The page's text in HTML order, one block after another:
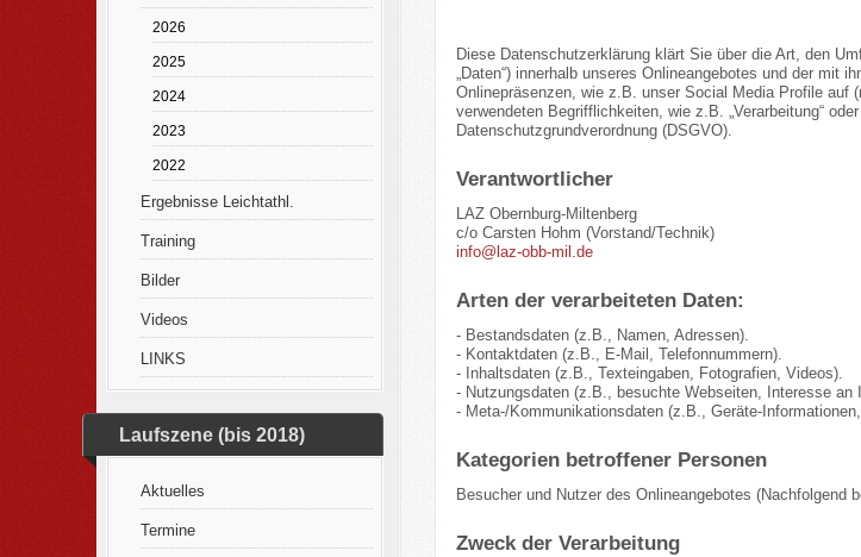
2026
2025
2024
2023
2022
Ergebnisse Leichtathl.
Training
Bilder
Videos
LINKS
Laufszene (bis 2018)
Aktuelles
Termine
Diese Datenschutzerklärung klärt Sie über die Art, den
„Daten“) innerhalb unseres Onlineangebotes und der mit
Onlinepräsenzen, wie z.B. unser Social Media Profile auf
verwendeten Begrifflichkeiten, wie z.B. „Verarbeitung“
Datenschutzgrundverordnung (DSGVO).
Verantwortlicher
LAZ Obernburg-Miltenberg
c/o Carsten Hohm (Vorstand/Technik)
info@laz-obb-mil.de
Arten der verarbeiteten Daten:
- Bestandsdaten (z.B., Namen, Adressen).
- Kontaktdaten (z.B., E-Mail, Telefonnummern).
- Inhaltsdaten (z.B., Texteingaben, Fotografien, Videos).
- Nutzungsdaten (z.B., besuchte Webseiten, Interesse an
- Meta-/Kommunikationsdaten (z.B., Geräte-
Kategorien betroffener Personen
Besucher und Nutzer des Onlineangebotes (Nachfolgend
Zweck der Verarbeitung